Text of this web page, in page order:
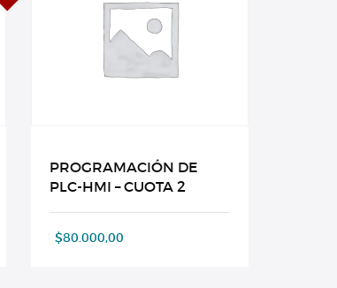
PROGRAMACIÓN DE
PLC-HMI – CUOTA 2
$80.000,00